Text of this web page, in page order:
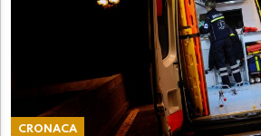
CRONACA